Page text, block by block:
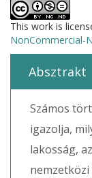
This work is
NonCommercial-
Absztrakt
Számos
igazolja,
lakosság,